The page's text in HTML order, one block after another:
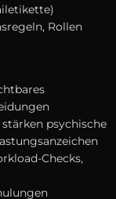
Rollen
psychische
Checks,